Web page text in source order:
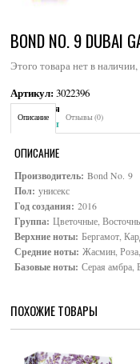
BOND NO. 9 DUBAI
Этого товара нет в наличии,
Артикул:3022396
Категория:
Brand:Bond No. 9
Описание Отзывы (0)
ОПИСАНИЕ
Производитель: Bond No. 9
Пол: унисекс
Год создания: 2016
Группа: Цветочные,
Верхние ноты: Бергамот,
Средние ноты: Жасмин,
Базовые ноты:Серая
ПОХОЖИЕ ТОВАРЫ